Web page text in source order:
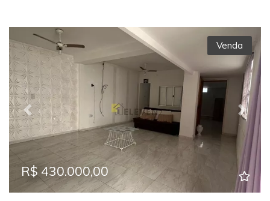
Previous Next
Venda
R$ 430.000,00